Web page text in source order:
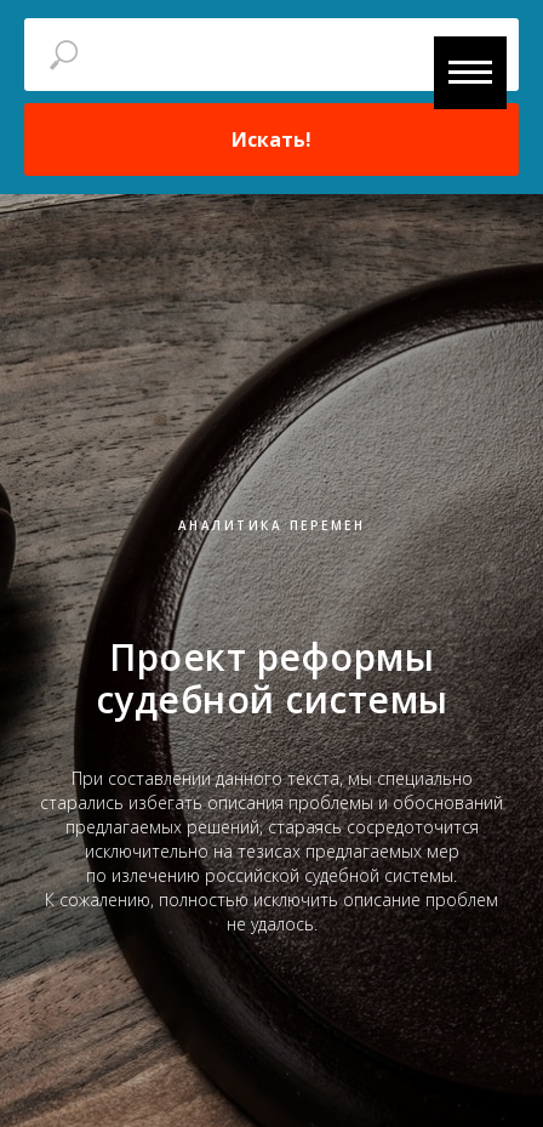
Искать!
АНАЛИТИКА ПЕРЕМЕН
Проект реформы
судебной системы
При составлении данного текста, мы специально
старались избегать описания проблемы и обоснований
предлагаемых решений, стараясь сосредоточится
исключительно на тезисах предлагаемых мер
по излечению российской судебной системы.
К сожалению, полностью исключить описание проблем
не удалось.